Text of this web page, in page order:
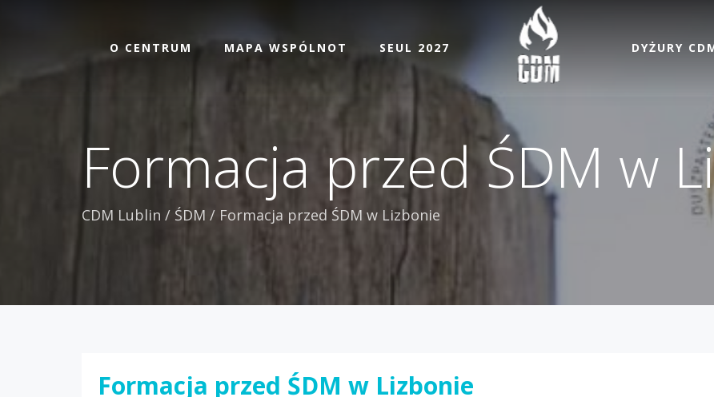
O CENTRUM MAPA WSPÓLNOT SEUL 2027 DYŻURY
Formacja przed ŚDM w
CDM Lublin / ŚDM / Formacja przed ŚDM w Lizbonie
Formacja przed ŚDM w Lizbonie